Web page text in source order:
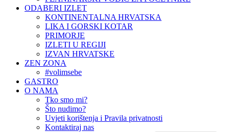
ODABERI IZLET
KONTINENTALNA HRVATSKA
LIKA I GORSKI KOTAR
PRIMORJE
IZLETI U REGIJI
IZVAN HRVATSKE
ZEN ZONA
#volimsebe
GASTRO
O NAMA
Tko smo mi?
Što nudimo?
Uvjeti korištenja i Pravila privatnosti
Kontaktiraj nas